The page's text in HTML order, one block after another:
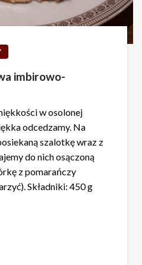
imbirowo-
w osolonej
odcedzamy. Na
szalotkę wraz z
do nich osączoną
z pomarańczy
Składniki: 450 g